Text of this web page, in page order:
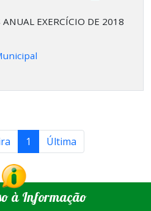
EXERCÍCIO DE 2018
1 Última
à Informação